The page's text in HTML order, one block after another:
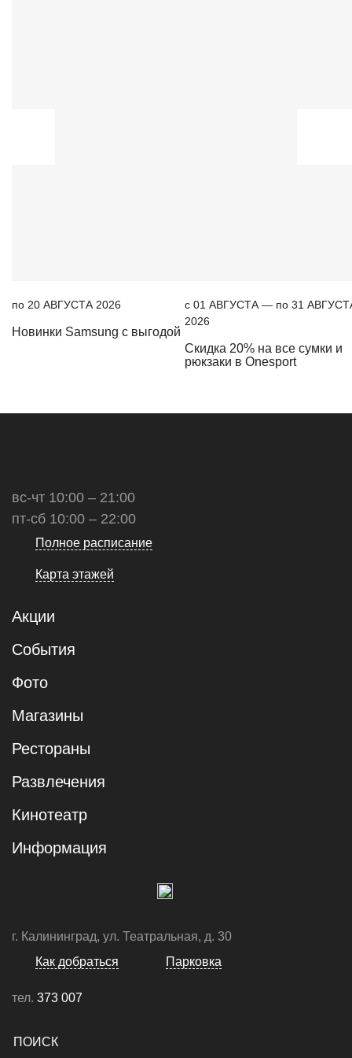
по 20 АВГУСТА 2026
Новинки Samsung с выгодой
c 01 АВГУСТА — по 31
2026
Скидка 20% на все сумки и
рюкзаки в Onesport
вс-чт 10:00 – 21:00
пт-сб 10:00 – 22:00
Полное расписание
Карта этажей
Акции
События
Фото
Магазины
Рестораны
Развлечения
Кинотеатр
Информация
г. Калининград, ул. Театральная, д. 30
Как добраться
Парковка
тел. 373 007